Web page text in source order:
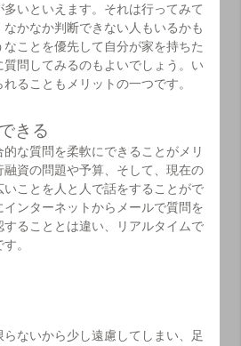
いといえます。それは行ってみて
かなか判断できない人もいるかも
なことを優先して自分が家を持ちた
問してみるのもよいでしょう。い
ることもメリットの一つです。
きる
な質問を柔軟にできることがメリ
融資の問題や予算、そして、現在の
いことを人と人で話をすることがで
インターネットからメールで質問を
ることとは違い、リアルタイムで
。
ないから少し遠慮してしまい、足